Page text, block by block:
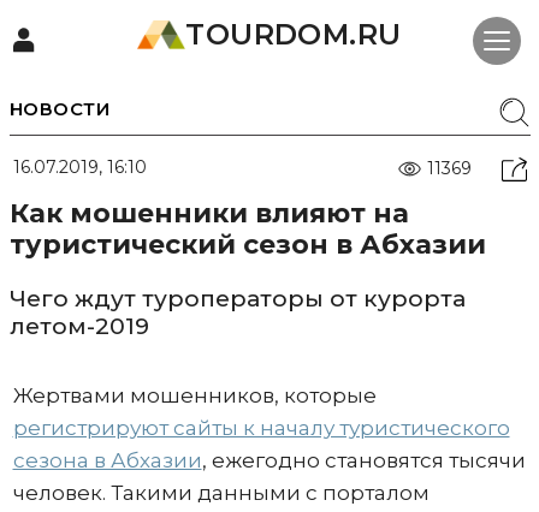
TOURDOM.RU
НОВОСТИ
16.07.2019, 16:10 11369
Как мошенники влияют на
туристический сезон в Абхазии
Чего ждут туроператоры от курорта
летом-2019
Жертвами мошенников, которые
регистрируют сайты к началу туристического
сезона в Абхазии, ежегодно становятся тысячи
человек. Такими данными с порталом